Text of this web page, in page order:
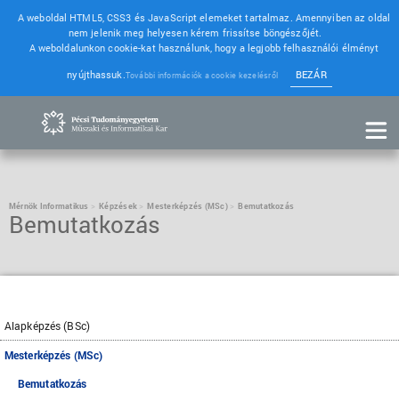
A weboldal HTML5, CSS3 és JavaScript elemeket tartalmaz. Amennyiben az oldal
nem jelenik meg helyesen kérem frissítse böngészőjét.
A weboldalunkon cookie-kat használunk, hogy a legjobb felhasználói élményt
nyújthassuk. További információk a cookie kezelésről BEZÁR
Mérnök Informatikus Képzések Mesterképzés (MSc) Bemutatkozás
Bemutatkozás
Alapképzés (BSc)
Mesterképzés (MSc)
Bemutatkozás